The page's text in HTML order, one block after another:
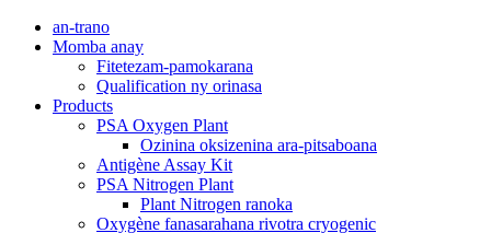
an-trano
Momba anay
Fitetezam-pamokarana
Qualification ny orinasa
Products
PSA Oxygen Plant
Ozinina oksizenina ara-pitsaboana
Antigène Assay Kit
PSA Nitrogen Plant
Plant Nitrogen ranoka
Oxygène fanasarahana rivotra cryogenic